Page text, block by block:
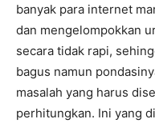
banyak para internet
dan mengelompokkan
secara tidak rapi,
bagus namun
masalah yang harus
perhitungkan. Ini yang